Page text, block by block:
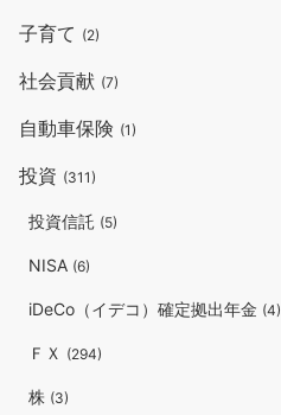
子育て (2)
社会貢献 (7)
自動車保険 (1)
投資 (311)
投資信託 (5)
NISA (6)
iDeCo（イデコ）確定拠出年金 (4)
ＦＸ (294)
株 (3)